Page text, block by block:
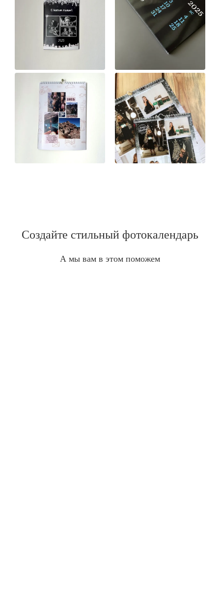
Создайте стильный фотокалендарь
А мы вам в этом поможем